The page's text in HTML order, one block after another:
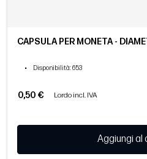
CAPSULA PER MONETA -
• Disponibilità: 653
0,50 € Lordo incl. IVA
Aggiungi al